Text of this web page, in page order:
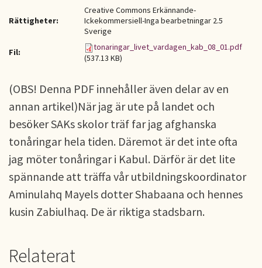
Rättigheter:
Creative Commons Erkännande-
Ickekommersiell-Inga bearbetningar 2.5
Sverige
Fil:
tonaringar_livet_vardagen_kab_08_01.pdf
(537.13 KB)
(OBS! Denna PDF innehåller även delar av en
annan artikel)När jag är ute på landet och
besöker SAKs skolor träf far jag afghanska
tonåringar hela tiden. Däremot är det inte ofta
jag möter tonåringar i Kabul. Därför är det lite
spännande att träffa vår utbildningskoordinator
Aminulahq Mayels dotter Shabaana och hennes
kusin Zabiulhaq. De är riktiga stadsbarn.
Relaterat